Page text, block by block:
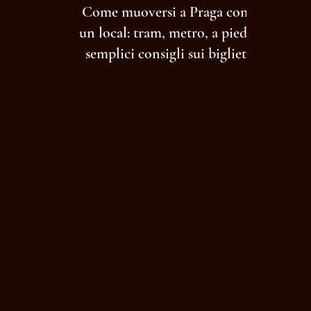
Come muoversi a Praga come
un local: tram, metro, a piedi e
semplici consigli sui biglietti